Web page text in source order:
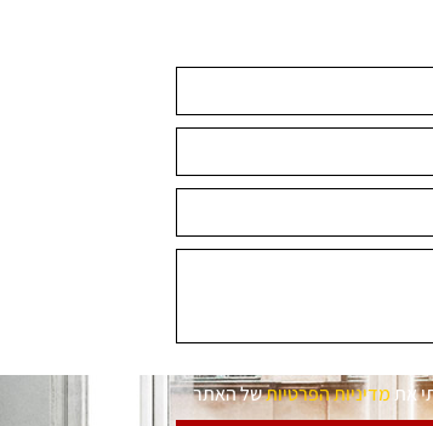
את מדיניות הפרטיותשל האתר